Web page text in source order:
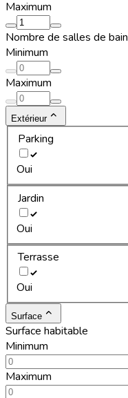
Maximum
Nombre de salles de bain
Minimum
Maximum
Extérieur
Parking
Oui
Jardin
Oui
Terrasse
Oui
Surface
Surface habitable
Minimum
Maximum